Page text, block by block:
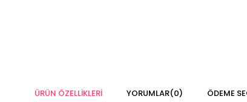
ÜRÜN ÖZELLIKLERI YORUMLAR(0) ÖDEME